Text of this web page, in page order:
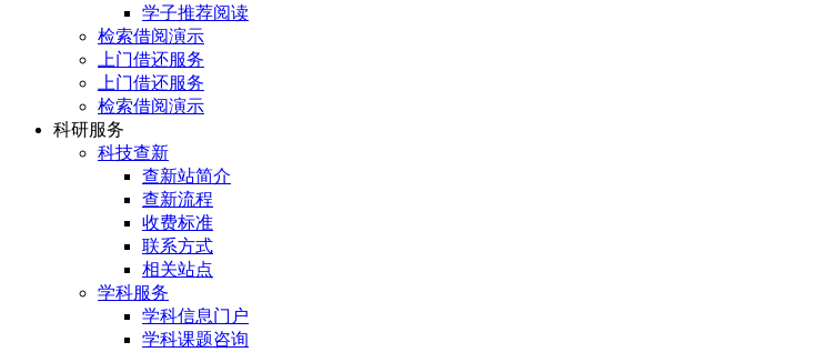
学子推荐阅读
检索借阅演示
上门借还服务
上门借还服务
检索借阅演示
科研服务
科技查新
查新站简介
查新流程
收费标准
联系方式
相关站点
学科服务
学科信息门户
学科课题咨询